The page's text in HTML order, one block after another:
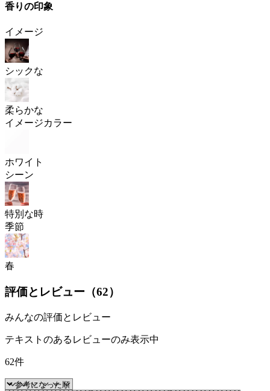
香りの印象
イメージ
シックな
柔らかな
イメージカラー
ホワイト
シーン
特別な時
季節
春
評価とレビュー（62）
みんなの評価とレビュー
テキストのあるレビューのみ表示中
62件